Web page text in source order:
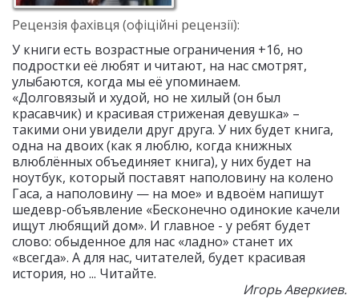
Рецензія фахівця (офіційні рецензії):
У книги есть возрастные ограничения +16, но
подростки её любят и читают, на нас смотрят,
улыбаются, когда мы её упоминаем.
«Долговязый и худой, но не хилый (он был
красавчик) и красивая стриженая девушка» –
такими они увидели друг друга. У них будет книга,
одна на двоих (как я люблю, когда книжных
влюблённых объединяет книга), у них будет на
ноутбук, который поставят наполовину на колено
Гаса, а наполовину — на мое» и вдвоём напишут
шедевр-объявление «Бесконечно одинокие качели
ищут любящий дом». И главное - у ребят будет
слово: обыденное для нас «ладно» станет их
«всегда». А для нас, читателей, будет красивая
история, но ... Читайте.
Игорь Аверкиев.